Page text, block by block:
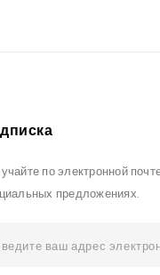
по электронной
предложениях.